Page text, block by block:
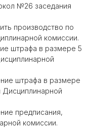
№26 заседания
производство по
комиссии.
штрафа в размере 5
штрафа в размере
Дисциплинарной
предписания,
комиссии.